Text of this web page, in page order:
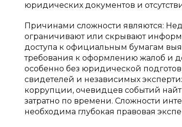
юридических документов и
Причинами сложности являются:
ограничивают или скрывают
доступа к официальным бумагам
требования к оформлению жалоб и
особенно без юридической
свидетелей и независимых
коррупции, очевидцев событий
затратно по времени. Сложности
необходима глубокая правовая